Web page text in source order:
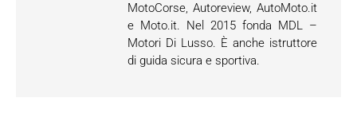
MotoCorse, Autoreview, AutoMoto.it
e Moto.it. Nel 2015 fonda MDL –
Motori Di Lusso. È anche istruttore
di guida sicura e sportiva.